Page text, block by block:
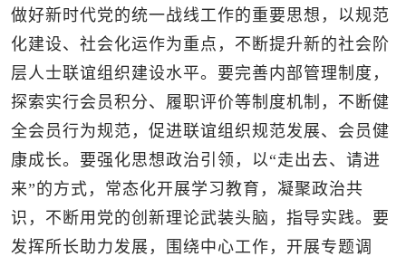
做好新时代党的统一战线工作的重要思想，以规范
化建设、社会化运作为重点，不断提升新的社会阶
层人士联谊组织建设水平。要完善内部管理制度，
探索实行会员积分、履职评价等制度机制，不断健
全会员行为规范，促进联谊组织规范发展、会员健
康成长。要强化思想政治引领，以“走出去、请进
来”的方式，常态化开展学习教育，凝聚政治共
识，不断用党的创新理论武装头脑，指导实践。要
发挥所长助力发展，围绕中心工作，开展专题调